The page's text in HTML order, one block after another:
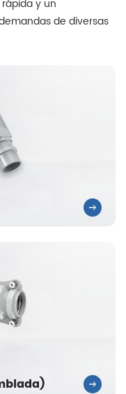
y un
de diversas